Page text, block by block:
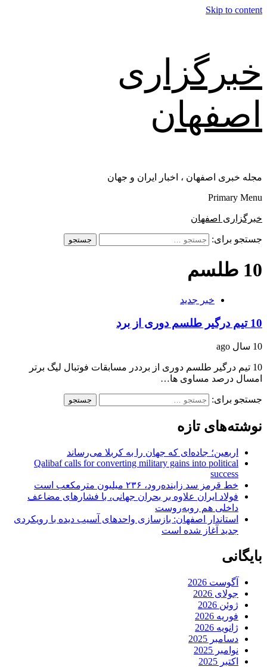
Skip to content
خبرگزاری
اصفهان
مجله خبری اصفهان ، اخبار ایران و جهان
Primary Menu
خبرگزاری اصفهان
جستجو برای:
10 طلسم
خبر جدید
10 تیم درگیر طلسم دوری از برد
10 سال ago
10 تیم درگیر طلسم دوری از برددر مسابقات فوتبال لیگ برتر
امسال درصد مساوی ها…
جستجو برای:
نوشته‌های تازه
اربعین؛ جاده‌ای که جهان را به کربلا می‌رساند
Qalibaf calls for converting military gains into political
success
خط قرمز سد زاینده‌رود، ۲۳۶ میلیون مترمکعب است
فولاد ایران علاوه بر بحران جهانی، با فشارهای مضاعف
داخلی هم روبه‌روست
استاندار اصفهان: بازسازی واحدهای آسیب دیده با رویکردی
جدید آغاز شده است
بایگانی
آگوست 2026
جولای 2026
ژوئن 2026
فوریه 2026
ژانویه 2026
دسامبر 2025
نوامبر 2025
اکتبر 2025